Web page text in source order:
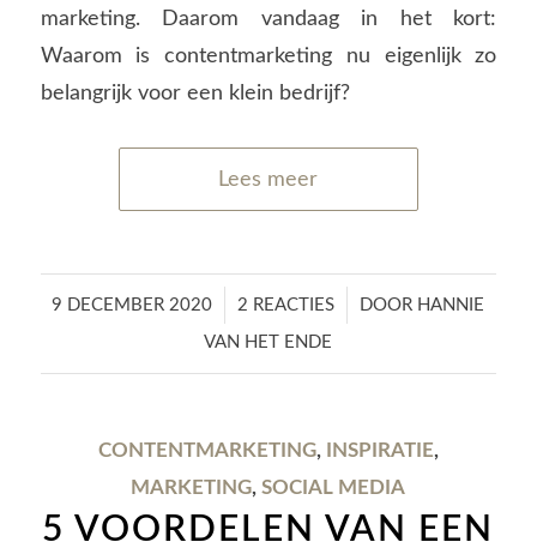
marketing. Daarom vandaag in het kort:
Waarom is contentmarketing nu eigenlijk zo
belangrijk voor een klein bedrijf?
Lees meer
9 DECEMBER 2020
/ 2 REACTIES
/ DOOR HANNIE
VAN HET ENDE
CONTENTMARKETING, INSPIRATIE,
MARKETING,SOCIAL MEDIA
5 VOORDELEN VAN EEN